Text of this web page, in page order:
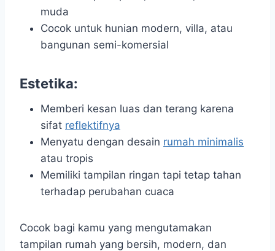
muda
Cocok untuk hunian modern, villa, atau
bangunan semi-komersial
Estetika:
Memberi kesan luas dan terang karena
sifat reflektifnya
Menyatu dengan desain rumah minimalis
atau tropis
Memiliki tampilan ringan tapi tetap tahan
terhadap perubahan cuaca
Cocok bagi kamu yang mengutamakan
tampilan rumah yang bersih, modern, dan